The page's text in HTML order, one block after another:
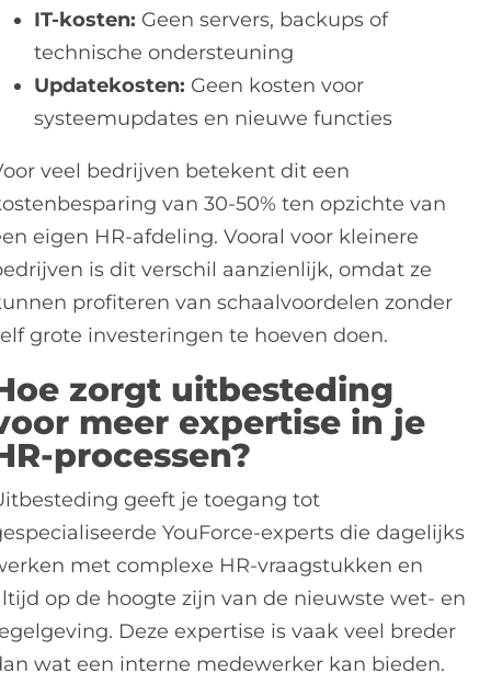
IT-kosten: Geen servers, backups of
technische ondersteuning
Updatekosten: Geen kosten voor
systeemupdates en nieuwe functies
veel bedrijven betekent dit een
van 30-50% ten opzichte van
eigen HR-afdeling. Vooral voor kleinere
is dit verschil aanzienlijk, omdat ze
profiteren van schaalvoordelen zonder
grote investeringen te hoeven doen.
zorgt uitbesteding
meer expertise in je
processen?
geeft je toegang tot
YouForce-experts die dagelijks
met complexe HR-vraagstukken en
op de hoogte zijn van de nieuwste wet- en
Deze expertise is vaak veel breder
wat een interne medewerker kan bieden.